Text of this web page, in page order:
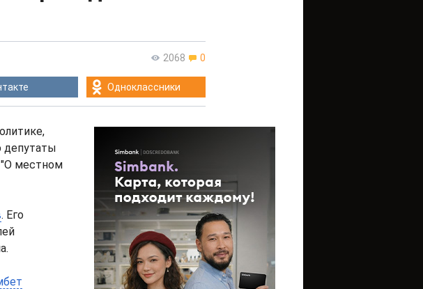
2068 0
Одноклассники
депутаты
"О местном
. Его